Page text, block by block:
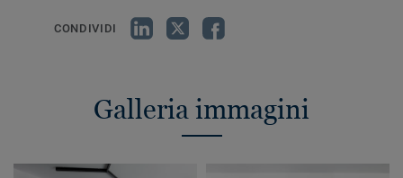
CONDIVIDI
Galleria immagini